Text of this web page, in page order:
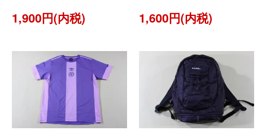
1,900円(内税) 1,600円(内税)